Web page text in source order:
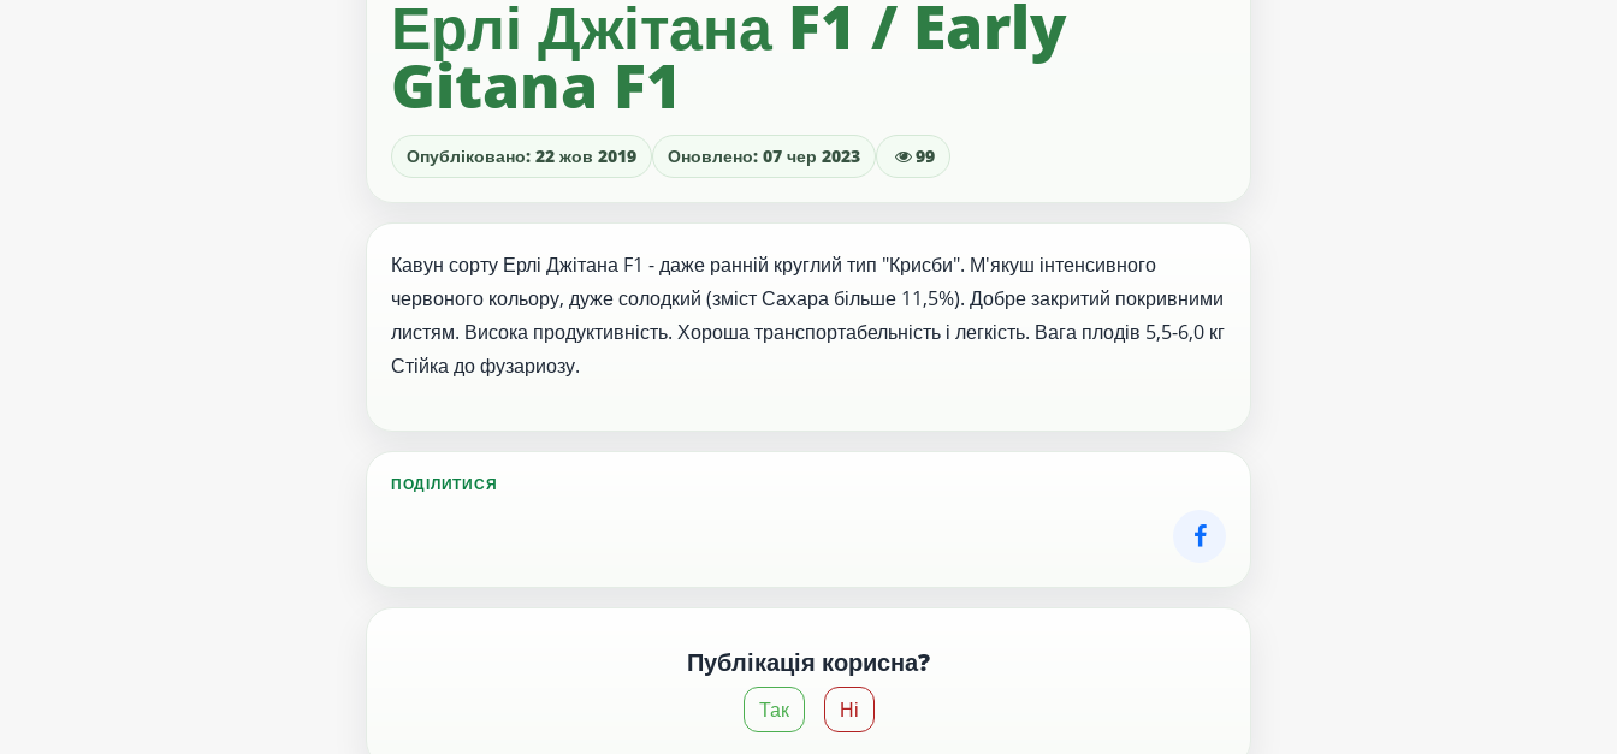
Ерлі Джітана F1 / Early
Gitana F1
Опубліковано: 22 жов 2019 Оновлено: 07 чер 2023 99
Кавун сорту Ерлі Джітана F1 - даже ранній круглий тип "Крисби". М'якуш інтенсивного
червоного кольору, дуже солодкий (зміст Сахара більше 11,5%). Добре закритий покривними
листям. Висока продуктивність. Хороша транспортабельність і легкість. Вага плодів 5,5-6,0 кг
Стійка до фузариозу.
ПОДІЛИТИСЯ
Публікація корисна?
Так Ні